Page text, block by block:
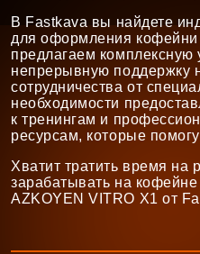
В Fastkava вы найдете
для оформления
предлагаем комплексную
непрерывную поддержку
сотрудничества от
необходимости
к тренингам и
ресурсам, которые
Хватит тратить время на
зарабатывать на
AZKOYEN VITRO X1 от